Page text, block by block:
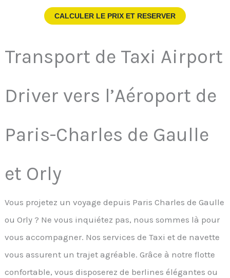
CALCULER LE PRIX ET RESERVER
Transport de Taxi Airport
Driver vers l’Aéroport de
Paris-Charles de Gaulle
et Orly
Vous projetez un voyage depuis Paris Charles de Gaulle
ou Orly ? Ne vous inquiétez pas, nous sommes là pour
vous accompagner. Nos services de Taxi et de navette
vous assurent un trajet agréable. Grâce à notre flotte
confortable, vous disposerez de berlines élégantes ou